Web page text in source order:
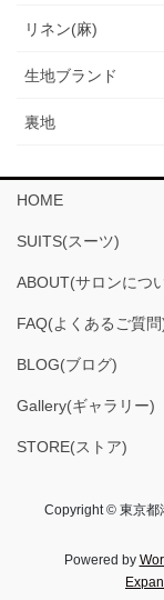
リネン(麻)
生地ブランド
裏地
HOME
SUITS(スーツ)
ABOUT(サロンにつ
FAQ(よくあるご質問
BLOG(ブログ)
Gallery(ギャラリー)
STORE(ストア)
Copyright © 東京都
Powered by